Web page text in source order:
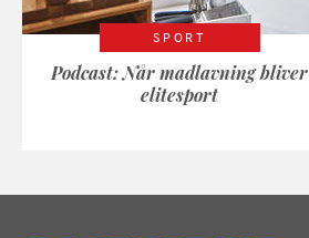
SPORT
Podcast: Når madlavning bliver
elitesport